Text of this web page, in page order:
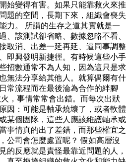
始變得有害。如果只能靠救火來推
題的空間，長期下來，組織會喪失
力。 所謂的生存之道其實就是一
、該測試卻省略、數據忽略不看、
取消、出差一延再延、逼同事調整
即興發明新捷徑。有時候這些小手
招數通常不為人知，因為這只是求
無法分享給其他人。就算偶爾有什
常流程而在最後淪為合作的絆腳
，事情常常會出錯。而每次出狀
因：可能是軸承燒壞了，或者軟體
某個團隊，這些人應該維護軸承或
事情真的出了差錯，而那些權宜之
公司會怎麼處置呢？ 假如高層沒
的反應就是責怪最靠近問題的人，